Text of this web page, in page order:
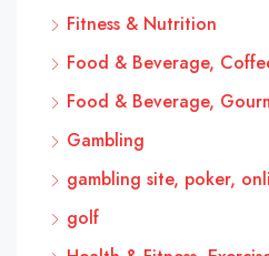
Fitness & Nutrition
Food & Beverage,
Food & Beverage,
Gambling
gambling site, poker,
golf